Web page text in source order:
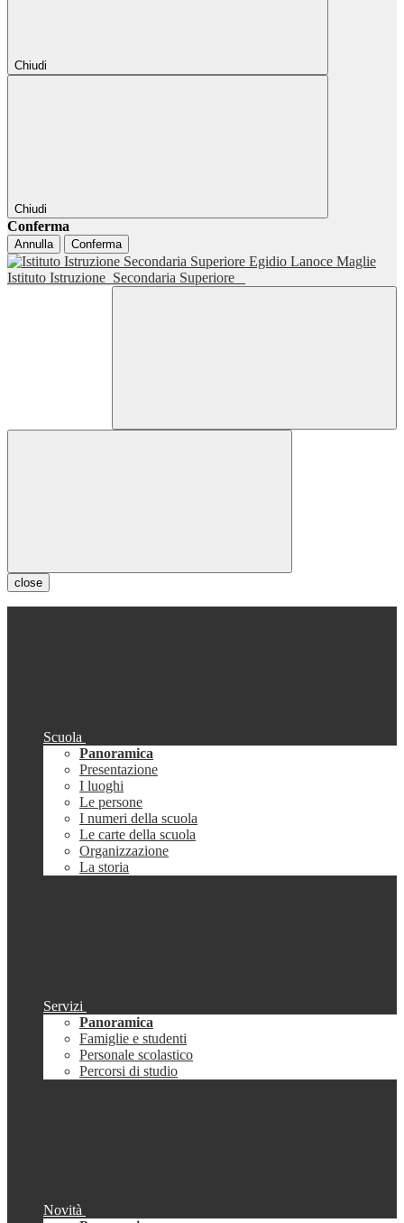
Chiudi
Chiudi
Conferma
Annulla Conferma
Istituto Istruzione Secondaria Superiore
close
Scuola
Panoramica
Presentazione
I luoghi
Le persone
I numeri della scuola
Le carte della scuola
Organizzazione
La storia
Servizi
Panoramica
Famiglie e studenti
Personale scolastico
Percorsi di studio
Novità